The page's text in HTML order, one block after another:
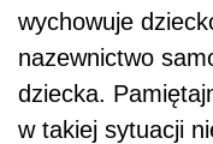
wychowuje
nazewnictwo
dziecka.
w takiej sytuacji